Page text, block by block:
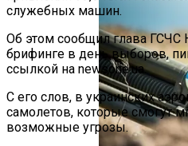
служебных машин.
Об этом сообщил глава ГСЧС
брифинге в день выборов,
ссылкой на newsone.ua.
С его слов, в украинских
самолетов, которые смогут
возможные угрозы.